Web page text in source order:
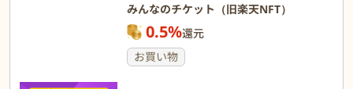
みんなのチケット（旧楽天NFT）
0.5%還元
お買い物